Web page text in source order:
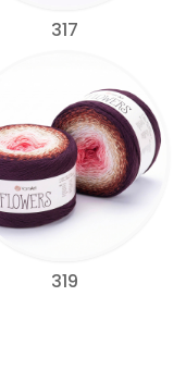
317
319